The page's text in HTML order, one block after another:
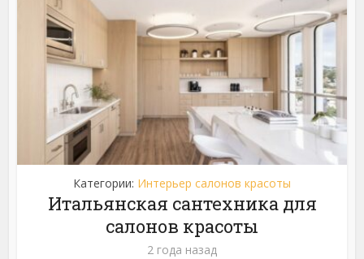
Категории: Интерьер салонов красоты
Итальянская сантехника для
салонов красоты
2 года назад